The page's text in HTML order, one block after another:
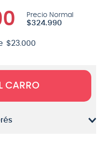
$324.990
$23 000
CARRO